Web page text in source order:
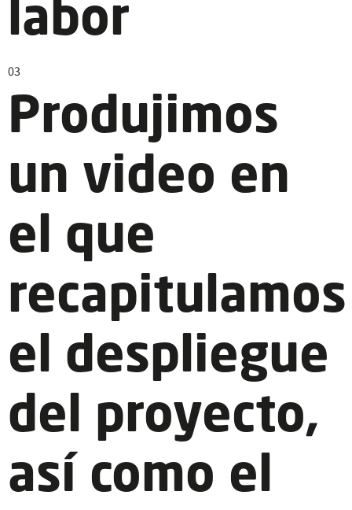
labor
03
Produjimos
un video en
el que
recapitulamos
el despliegue
del proyecto,
así como el